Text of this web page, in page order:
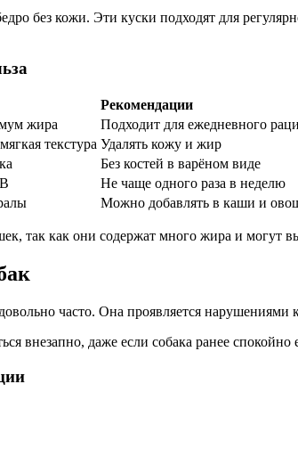
без кожи. Эти куски подходят для
Рекомендации
жира
Подходит для ежедневного
текстура Удалять кожу и жир
Без костей в варёном виде
Не чаще одного раза в неделю
Можно добавлять в каши и
так как они содержат много жира и могут
часто. Она проявляется
внезапно, даже если собака ранее